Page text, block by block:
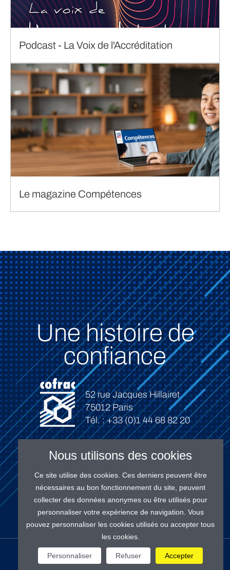
Podcast - La Voix de l'Accréditation
Le magazine Compétences
Une histoire de
confiance
52 rue Jacques Hillairet
75012 Paris
Tél. : +33 (0)1 44 68 82 20
Connexion
NOS RÉSEAUX
Nous utilisons des cookies
Ce site utilise des cookies. Ces derniers peuvent être
nécessaires au bon fonctionnement du site, peuvent
collecter des données anonymes ou être utilisés pour
personnaliser votre expérience de navigation. Vous
pouvez personnaliser les cookies utilisés ou accepter tous
les cookies.
Personnaliser Refuser Accepter